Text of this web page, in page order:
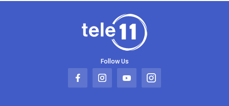
Follow Us
Abrir
Abrir
Abrir
Abrir